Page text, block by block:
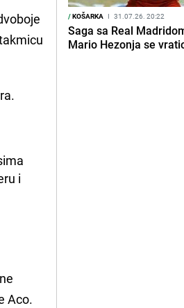
i
Aco.
/KOŠARKA I 31.07.26. 20:22
Saga sa Real
Mario Hezonja se